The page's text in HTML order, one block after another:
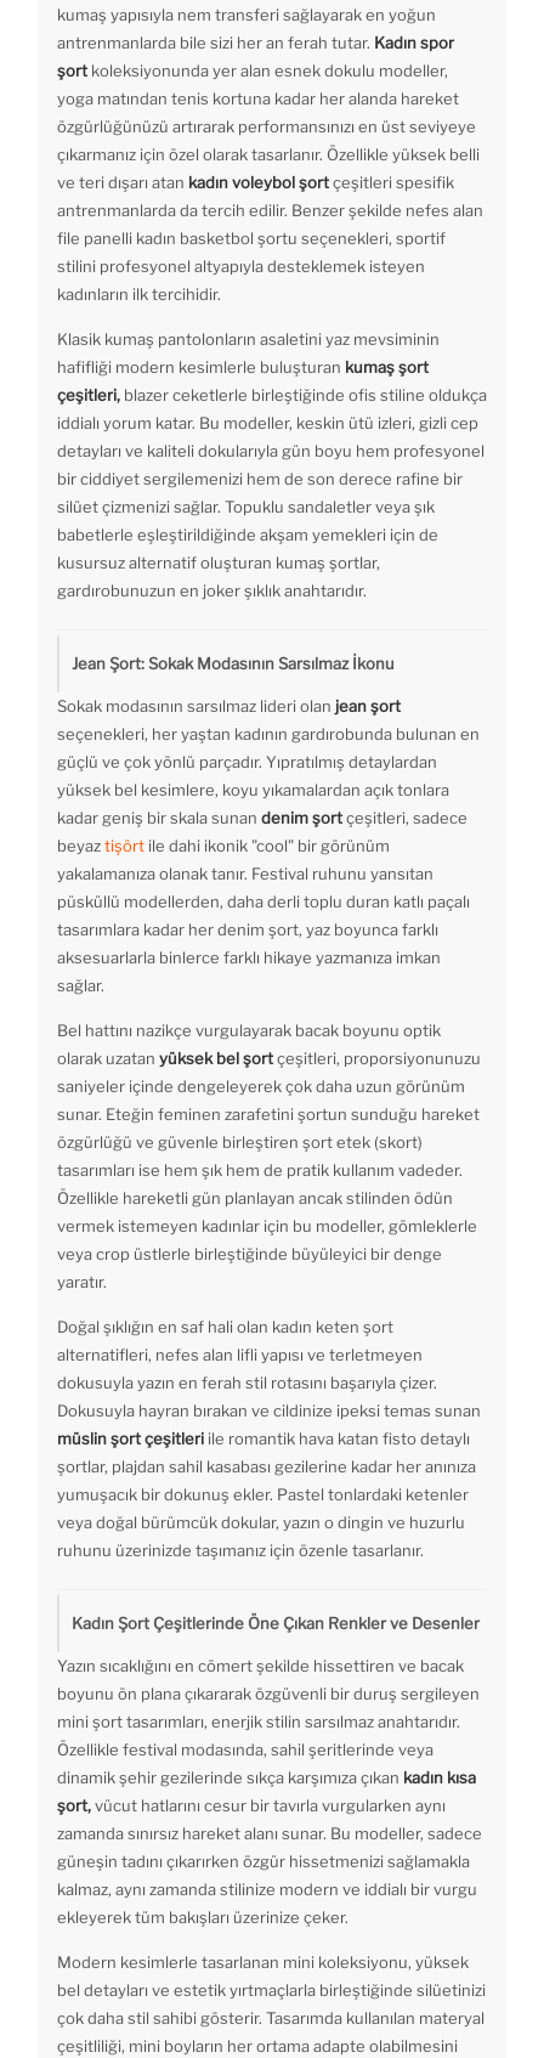
kumaş yapısıyla nem transferi sağlayarak en yoğun
antrenmanlarda bile sizi her an ferah tutar. Kadın spor
şort koleksiyonunda yer alan esnek dokulu modeller,
yoga matından tenis kortuna kadar her alanda hareket
özgürlüğünüzü artırarak performansınızı en üst seviyeye
çıkarmanız için özel olarak tasarlanır. Özellikle yüksek belli
ve teri dışarı atan kadın voleybol şortçeşitleri spesifik
antrenmanlarda da tercih edilir. Benzer şekilde nefes alan
file panelli kadın basketbol şortu seçenekleri, sportif
stilini profesyonel altyapıyla desteklemek isteyen
kadınların ilk tercihidir.
Klasik kumaş pantolonların asaletini yaz mevsiminin
hafifliği modern kesimlerle buluşturan kumaş şort
çeşitleri, blazer ceketlerle birleştiğinde ofis stiline oldukça
iddialı yorum katar. Bu modeller, keskin ütü izleri, gizli cep
detayları ve kaliteli dokularıyla gün boyu hem profesyonel
bir ciddiyet sergilemenizi hem de son derece rafine bir
silüet çizmenizi sağlar. Topuklu sandaletler veya şık
babetlerle eşleştirildiğinde akşam yemekleri için de
kusursuz alternatif oluşturan kumaş şortlar,
gardırobunuzun en joker şıklık anahtarıdır.
Jean Şort: Sokak Modasının Sarsılmaz İkonu
Sokak modasının sarsılmaz lideri olan jean şort
seçenekleri, her yaştan kadının gardırobunda bulunan en
güçlü ve çok yönlü parçadır. Yıpratılmış detaylardan
yüksek bel kesimlere, koyu yıkamalardan açık tonlara
kadar geniş bir skala sunan denim şortçeşitleri, sadece
beyaztişört ile dahi ikonik "cool" bir görünüm
yakalamanıza olanak tanır. Festival ruhunu yansıtan
püsküllü modellerden, daha derli toplu duran katlı paçalı
tasarımlara kadar her denim şort, yaz boyunca farklı
aksesuarlarla binlerce farklı hikaye yazmanıza imkan
sağlar.
Bel hattını nazikçe vurgulayarak bacak boyunu optik
olarak uzatan yüksek bel şortçeşitleri, proporsiyonunuzu
saniyeler içinde dengeleyerek çok daha uzun görünüm
sunar. Eteğin feminen zarafetini şortun sunduğu hareket
özgürlüğü ve güvenle birleştiren şort etek (skort)
tasarımları ise hem şık hem de pratik kullanım vadeder.
Özellikle hareketli gün planlayan ancak stilinden ödün
vermek istemeyen kadınlar için bu modeller, gömleklerle
veya crop üstlerle birleştiğinde büyüleyici bir denge
yaratır.
Doğal şıklığın en saf hali olan kadın keten şort
alternatifleri, nefes alan lifli yapısı ve terletmeyen
dokusuyla yazın en ferah stil rotasını başarıyla çizer.
Dokusuyla hayran bırakan ve cildinize ipeksi temas sunan
müslin şort çeşitleri ile romantik hava katan fisto detaylı
şortlar, plajdan sahil kasabası gezilerine kadar her anınıza
yumuşacık bir dokunuş ekler. Pastel tonlardaki ketenler
veya doğal bürümcük dokular, yazın o dingin ve huzurlu
ruhunu üzerinizde taşımanız için özenle tasarlanır.
Kadın Şort Çeşitlerinde Öne Çıkan Renkler ve Desenler
Yazın sıcaklığını en cömert şekilde hissettiren ve bacak
boyunu ön plana çıkararak özgüvenli bir duruş sergileyen
mini şort tasarımları, enerjik stilin sarsılmaz anahtarıdır.
Özellikle festival modasında, sahil şeritlerinde veya
dinamik şehir gezilerinde sıkça karşımıza çıkan kadın kısa
şort,vücut hatlarını cesur bir tavırla vurgularken aynı
zamanda sınırsız hareket alanı sunar. Bu modeller, sadece
güneşin tadını çıkarırken özgür hissetmenizi sağlamakla
kalmaz, aynı zamanda stilinize modern ve iddialı bir vurgu
ekleyerek tüm bakışları üzerinize çeker.
Modern kesimlerle tasarlanan mini koleksiyonu, yüksek
bel detayları ve estetik yırtmaçlarla birleştiğinde silüetinizi
çok daha stil sahibi gösterir. Tasarımda kullanılan materyal
çeşitliliği, mini boyların her ortama adapte olabilmesini